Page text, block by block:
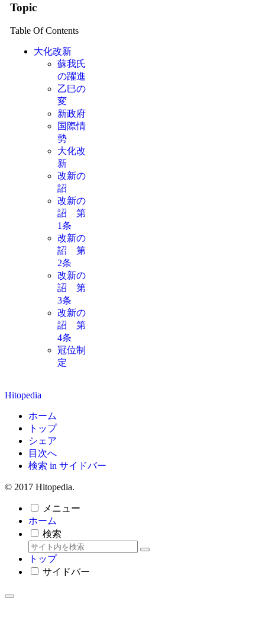
Topic
Table Of Contents
大化改新
蘇我氏
の躍進
乙巳の
変
新政府
国際情
勢
大化改
新
改新の
詔
改新の
詔 第
1条
改新の
詔 第
2条
改新の
詔 第
3条
改新の
詔 第
4条
冠位制
定
Hitopedia
ホーム
トップ
シェア
目次へ
検索 in サイドバー
© 2017 Hitopedia.
メニュー
ホーム
検索
トップ
サイドバー